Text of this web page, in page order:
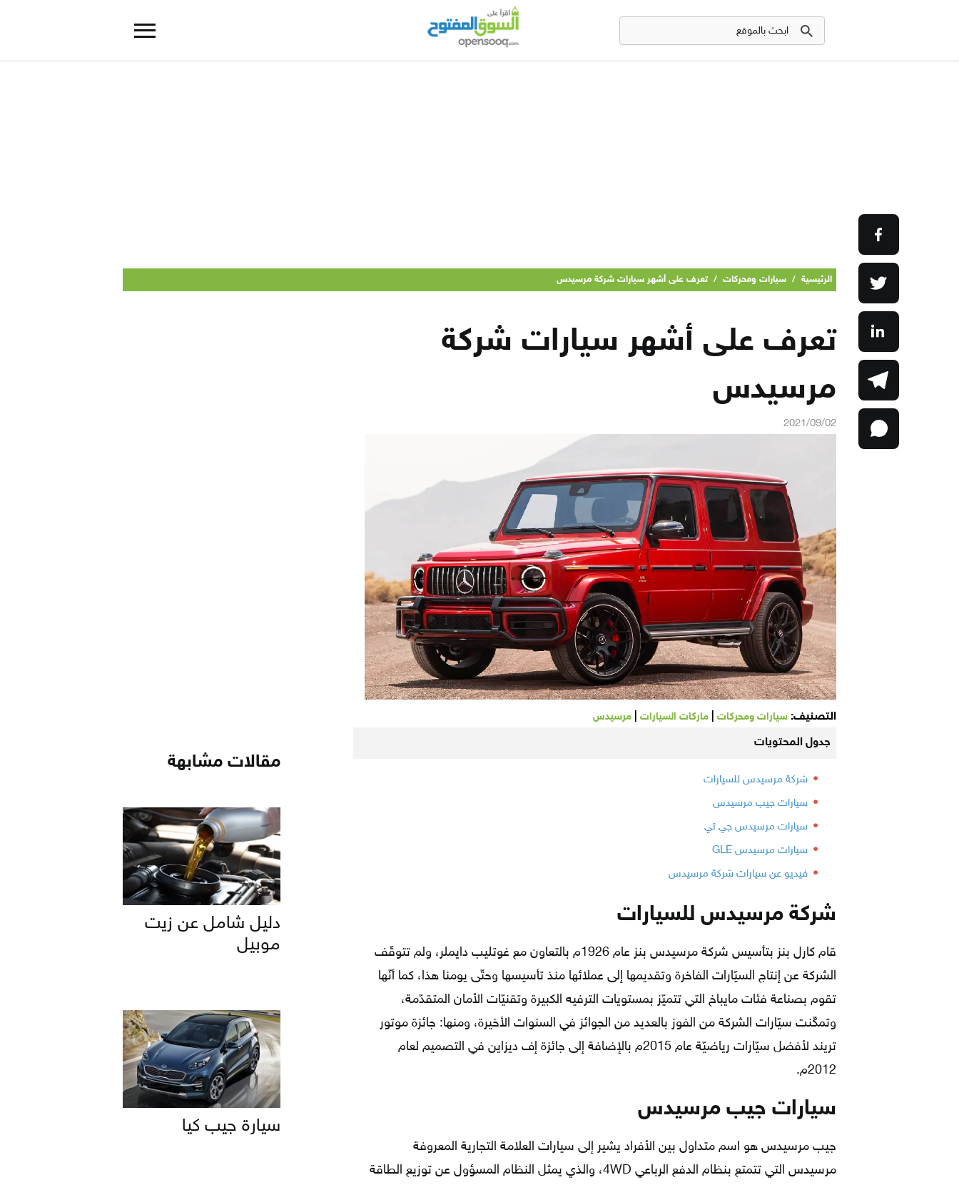
الرئيسية / سيارات ومحركات / تعرف على أشهر سيارات شركة مرسيدس
تعرف على أشهر سيارات شركة
مرسيدس
2021/09/02
التصنيف: سيارات ومحركات ماركات السيارات مرسيدس
جدول المحتويات
شركة مرسيدس للسيارات
سيارات جيب مرسيدس
سيارات مرسيدس جي تي
سيارات مرسيدس GLE
فيديو عن سيارات شركة مرسيدس
شركة مرسيدس للسيارات
قام كارل بنز بتأسيس شركة مرسيدس بنز عام 1926م بالتعاون مع غوتليب دايملر، ولم تتوقّف
الشركة عن إنتاج السيّارات الفاخرة وتقديمها إلى عملائها منذ تأسيسها وحتّى يومنا هذا، كما أنّها
تقوم بصناعة فئات مايباخ التي تتميّز بمستويات الترفيه الكبيرة وتقنيّات الأمان المتقدّمة،
وتمكّنت سيّارات الشركة من الفوز بالعديد من الجوائز في السنوات الأخيرة، ومنها: جائزة موتور
تريند لأفضل سيّارات رياضيّة عام 2015م بالإضافة إلى جائزة إف ديزاين في التصميم لعام
2012م.
سيارات جيب مرسيدس
جيب مرسيدس هو اسم متداول بين الأفراد يشير إلى سيارات العلامة التجارية المعروفة
مرسيدس التي تتمتع بنظام الدفع الرباعي 4WD، والذي يمثل النظام المسؤول عن توزيع الطاقة
مقالات مشابهة
دليل شامل عن زيت
موبيل
سيارة جيب كيا